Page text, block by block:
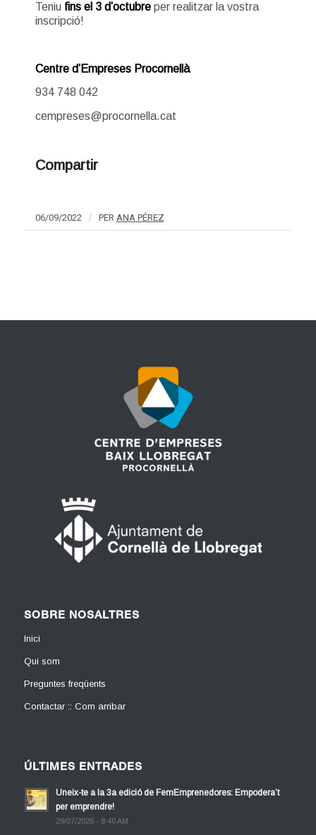
Teniu fins el 3 d’octubreper realitzar la vostra
inscripció!
Centre d’Empreses Procornellà
934 748 042
cempreses@procornella.cat
Compartir
06/09/2022 / PER ANA PÉREZ
SOBRE NOSALTRES
Inici
Qui som
Preguntes freqüents
Contactar :: Com arribar
ÚLTIMES ENTRADES
Uneix-te a la 3a edició de FemEmprenedores: Empodera’t
per emprendre!
29/07/2026 - 8:40 AM